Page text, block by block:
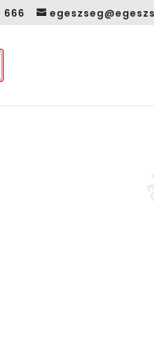
666